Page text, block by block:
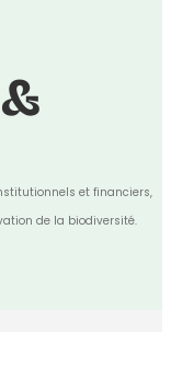
et financiers,
de la biodiversité.